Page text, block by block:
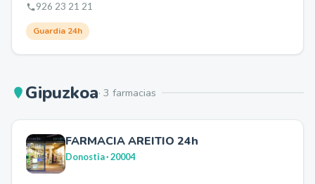
926 23 21 21
Guardia 24h
Gipuzkoa· 3 farmacias
FARMACIA AREITIO 24h
Donostia· 20004